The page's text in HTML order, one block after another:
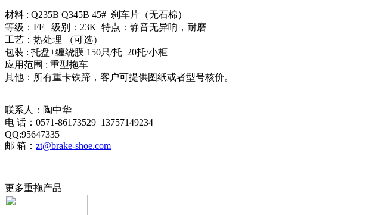
材料 : Q235B Q345B 45# 刹车片（无石棉）
等级：FF 级别：23K 特点：静音无异响，耐磨
工艺：热处理 （可选）
包装 : 托盘+缠绕膜 150只/托 20托/小柜
应用范围 : 重型拖车
其他：所有重卡铁蹄，客户可提供图纸或者型号核价。
联系人：陶中华
电 话：0571-86173529 13757149234
QQ:95647335
邮 箱： zt@brake-shoe.com
更多重拖产品